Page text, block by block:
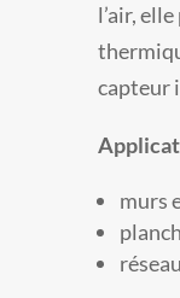
l’air,
capteur
murs